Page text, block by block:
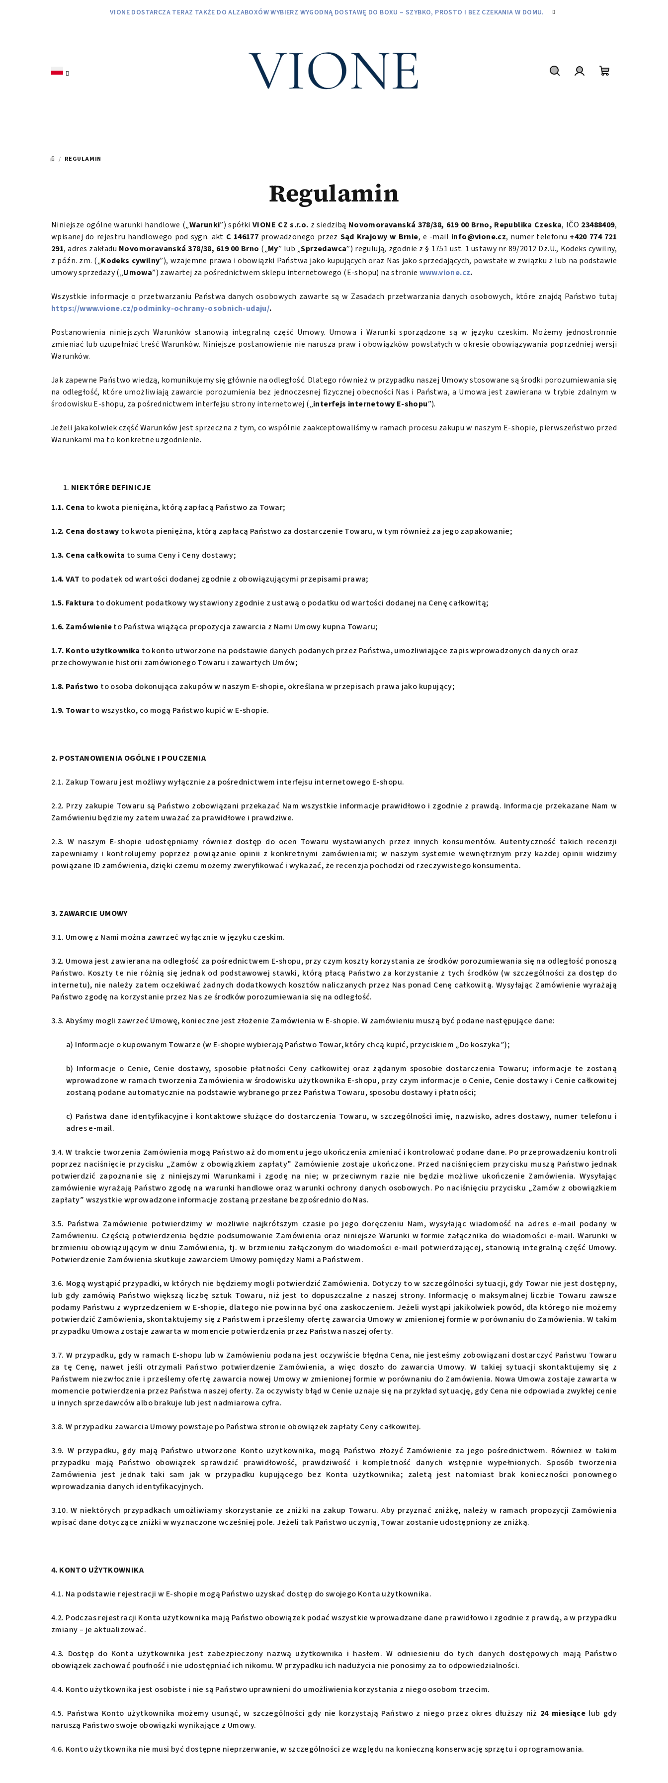
VIONE DOSTARCZA TERAZ TAKŻE DO ALZABOXÓW WYBIERZ WYGODNĄ DOSTAWĘ DO BOXU – SZYBKO, PROSTO I BEZ CZEKANIA W DOMU.
HOME
/ REGULAMIN
Regulamin
Niniejsze ogólne warunki handlowe („Warunki”) spółki VIONE CZ s.r.o. z siedzibą Novomoravanská 378/38, 619 00 Brno, Republika Czeska, IČO 23488409,
wpisanej do rejestru handlowego pod sygn. akt C 146177 prowadzonego przez Sąd Krajowy w Brnie, e -mail info@vione.cz, numer telefonu +420 774 721
291, adres zakładu Novomoravanská 378/38, 619 00 Brno („My” lub „Sprzedawca”) regulują, zgodnie z § 1751 ust. 1 ustawy nr 89/2012 Dz.U., Kodeks cywilny,
z późn. zm. („Kodeks cywilny”), wzajemne prawa i obowiązki Państwa jako kupujących oraz Nas jako sprzedających, powstałe w związku z lub na podstawie
umowy sprzedaży („Umowa”) zawartej za pośrednictwem sklepu internetowego (E-shopu) na stronie www.vione.cz.
Wszystkie informacje o przetwarzaniu Państwa danych osobowych zawarte są w Zasadach przetwarzania danych osobowych, które znajdą Państwo tutaj
https://www.vione.cz/podminky-ochrany-osobnich-udaju/.
Postanowienia niniejszych Warunków stanowią integralną część Umowy. Umowa i Warunki sporządzone są w języku czeskim. Możemy jednostronnie
zmieniać lub uzupełniać treść Warunków. Niniejsze postanowienie nie narusza praw i obowiązków powstałych w okresie obowiązywania poprzedniej wersji
Warunków.
Jak zapewne Państwo wiedzą, komunikujemy się głównie na odległość. Dlatego również w przypadku naszej Umowy stosowane są środki porozumiewania się
na odległość, które umożliwiają zawarcie porozumienia bez jednoczesnej fizycznej obecności Nas i Państwa, a Umowa jest zawierana w trybie zdalnym w
środowisku E-shopu, za pośrednictwem interfejsu strony internetowej („interfejs internetowy E-shopu”).
Jeżeli jakakolwiek część Warunków jest sprzeczna z tym, co wspólnie zaakceptowaliśmy w ramach procesu zakupu w naszym E-shopie, pierwszeństwo przed
Warunkami ma to konkretne uzgodnienie.
NIEKTÓRE DEFINICJE
1.1. Cena to kwota pieniężna, którą zapłacą Państwo za Towar;
1.2. Cena dostawy to kwota pieniężna, którą zapłacą Państwo za dostarczenie Towaru, w tym również za jego zapakowanie;
1.3. Cena całkowita to suma Ceny i Ceny dostawy;
1.4. VAT to podatek od wartości dodanej zgodnie z obowiązującymi przepisami prawa;
1.5. Faktura to dokument podatkowy wystawiony zgodnie z ustawą o podatku od wartości dodanej na Cenę całkowitą;
1.6. Zamówienieto Państwa wiążąca propozycja zawarcia z Nami Umowy kupna Towaru;
1.7. Konto użytkownika to konto utworzone na podstawie danych podanych przez Państwa, umożliwiające zapis wprowadzonych danych oraz
przechowywanie historii zamówionego Towaru i zawartych Umów;
1.8. Państwo to osoba dokonująca zakupów w naszym E-shopie, określana w przepisach prawa jako kupujący;
1.9. Towarto wszystko, co mogą Państwo kupić w E-shopie.
2. POSTANOWIENIA OGÓLNE I POUCZENIA
2.1. Zakup Towaru jest możliwy wyłącznie za pośrednictwem interfejsu internetowego E-shopu.
2.2. Przy zakupie Towaru są Państwo zobowiązani przekazać Nam wszystkie informacje prawidłowo i zgodnie z prawdą. Informacje przekazane Nam w
Zamówieniu będziemy zatem uważać za prawidłowe i prawdziwe.
2.3. W naszym E-shopie udostępniamy również dostęp do ocen Towaru wystawianych przez innych konsumentów. Autentyczność takich recenzji
zapewniamy i kontrolujemy poprzez powiązanie opinii z konkretnymi zamówieniami; w naszym systemie wewnętrznym przy każdej opinii widzimy
powiązane ID zamówienia, dzięki czemu możemy zweryfikować i wykazać, że recenzja pochodzi od rzeczywistego konsumenta.
3. ZAWARCIE UMOWY
3.1. Umowę z Nami można zawrzeć wyłącznie w języku czeskim.
3.2. Umowa jest zawierana na odległość za pośrednictwem E-shopu, przy czym koszty korzystania ze środków porozumiewania się na odległość ponoszą
Państwo. Koszty te nie różnią się jednak od podstawowej stawki, którą płacą Państwo za korzystanie z tych środków (w szczególności za dostęp do
internetu), nie należy zatem oczekiwać żadnych dodatkowych kosztów naliczanych przez Nas ponad Cenę całkowitą. Wysyłając Zamówienie wyrażają
Państwo zgodę na korzystanie przez Nas ze środków porozumiewania się na odległość.
3.3. Abyśmy mogli zawrzeć Umowę, konieczne jest złożenie Zamówienia w E-shopie. W zamówieniu muszą być podane następujące dane:
a) Informacje o kupowanym Towarze (w E-shopie wybierają Państwo Towar, który chcą kupić, przyciskiem „Do koszyka”);
b) Informacje o Cenie, Cenie dostawy, sposobie płatności Ceny całkowitej oraz żądanym sposobie dostarczenia Towaru; informacje te zostaną
wprowadzone w ramach tworzenia Zamówienia w środowisku użytkownika E-shopu, przy czym informacje o Cenie, Cenie dostawy i Cenie całkowitej
zostaną podane automatycznie na podstawie wybranego przez Państwa Towaru, sposobu dostawy i płatności;
c) Państwa dane identyfikacyjne i kontaktowe służące do dostarczenia Towaru, w szczególności imię, nazwisko, adres dostawy, numer telefonu i
adres e-mail.
3.4. W trakcie tworzenia Zamówienia mogą Państwo aż do momentu jego ukończenia zmieniać i kontrolować podane dane. Po przeprowadzeniu kontroli
poprzez naciśnięcie przycisku „Zamów z obowiązkiem zapłaty” Zamówienie zostaje ukończone. Przed naciśnięciem przycisku muszą Państwo jednak
potwierdzić zapoznanie się z niniejszymi Warunkami i zgodę na nie; w przeciwnym razie nie będzie możliwe ukończenie Zamówienia. Wysyłając
zamówienie wyrażają Państwo zgodę na warunki handlowe oraz warunki ochrony danych osobowych. Po naciśnięciu przycisku „Zamów z obowiązkiem
zapłaty” wszystkie wprowadzone informacje zostaną przesłane bezpośrednio do Nas.
3.5. Państwa Zamówienie potwierdzimy w możliwie najkrótszym czasie po jego doręczeniu Nam, wysyłając wiadomość na adres e-mail podany w
Zamówieniu. Częścią potwierdzenia będzie podsumowanie Zamówienia oraz niniejsze Warunki w formie załącznika do wiadomości e-mail. Warunki w
brzmieniu obowiązującym w dniu Zamówienia, tj. w brzmieniu załączonym do wiadomości e-mail potwierdzającej, stanowią integralną część Umowy.
Potwierdzenie Zamówienia skutkuje zawarciem Umowy pomiędzy Nami a Państwem.
3.6. Mogą wystąpić przypadki, w których nie będziemy mogli potwierdzić Zamówienia. Dotyczy to w szczególności sytuacji, gdy Towar nie jest dostępny,
lub gdy zamówią Państwo większą liczbę sztuk Towaru, niż jest to dopuszczalne z naszej strony. Informację o maksymalnej liczbie Towaru zawsze
podamy Państwu z wyprzedzeniem w E-shopie, dlatego nie powinna być ona zaskoczeniem. Jeżeli wystąpi jakikolwiek powód, dla którego nie możemy
potwierdzić Zamówienia, skontaktujemy się z Państwem i prześlemy ofertę zawarcia Umowy w zmienionej formie w porównaniu do Zamówienia. W takim
przypadku Umowa zostaje zawarta w momencie potwierdzenia przez Państwa naszej oferty.
3.7. W przypadku, gdy w ramach E-shopu lub w Zamówieniu podana jest oczywiście błędna Cena, nie jesteśmy zobowiązani dostarczyć Państwu Towaru
za tę Cenę, nawet jeśli otrzymali Państwo potwierdzenie Zamówienia, a więc doszło do zawarcia Umowy. W takiej sytuacji skontaktujemy się z
Państwem niezwłocznie i prześlemy ofertę zawarcia nowej Umowy w zmienionej formie w porównaniu do Zamówienia. Nowa Umowa zostaje zawarta w
momencie potwierdzenia przez Państwa naszej oferty. Za oczywisty błąd w Cenie uznaje się na przykład sytuację, gdy Cena nie odpowiada zwykłej cenie
u innych sprzedawców albo brakuje lub jest nadmiarowa cyfra.
3.8. W przypadku zawarcia Umowy powstaje po Państwa stronie obowiązek zapłaty Ceny całkowitej.
3.9. W przypadku, gdy mają Państwo utworzone Konto użytkownika, mogą Państwo złożyć Zamówienie za jego pośrednictwem. Również w takim
przypadku mają Państwo obowiązek sprawdzić prawidłowość, prawdziwość i kompletność danych wstępnie wypełnionych. Sposób tworzenia
Zamówienia jest jednak taki sam jak w przypadku kupującego bez Konta użytkownika; zaletą jest natomiast brak konieczności ponownego
wprowadzania danych identyfikacyjnych.
3.10. W niektórych przypadkach umożliwiamy skorzystanie ze zniżki na zakup Towaru. Aby przyznać zniżkę, należy w ramach propozycji Zamówienia
wpisać dane dotyczące zniżki w wyznaczone wcześniej pole. Jeżeli tak Państwo uczynią, Towar zostanie udostępniony ze zniżką.
4. KONTO UŻYTKOWNIKA
4.1. Na podstawie rejestracji w E-shopie mogą Państwo uzyskać dostęp do swojego Konta użytkownika.
4.2. Podczas rejestracji Konta użytkownika mają Państwo obowiązek podać wszystkie wprowadzane dane prawidłowo i zgodnie z prawdą, a w przypadku
zmiany – je aktualizować.
4.3. Dostęp do Konta użytkownika jest zabezpieczony nazwą użytkownika i hasłem. W odniesieniu do tych danych dostępowych mają Państwo
obowiązek zachować poufność i nie udostępniać ich nikomu. W przypadku ich nadużycia nie ponosimy za to odpowiedzialności.
4.4. Konto użytkownika jest osobiste i nie są Państwo uprawnieni do umożliwienia korzystania z niego osobom trzecim.
4.5. Państwa Konto użytkownika możemy usunąć, w szczególności gdy nie korzystają Państwo z niego przez okres dłuższy niż 24 miesiące lub gdy
naruszą Państwo swoje obowiązki wynikające z Umowy.
4.6. Konto użytkownika nie musi być dostępne nieprzerwanie, w szczególności ze względu na konieczną konserwację sprzętu i oprogramowania.